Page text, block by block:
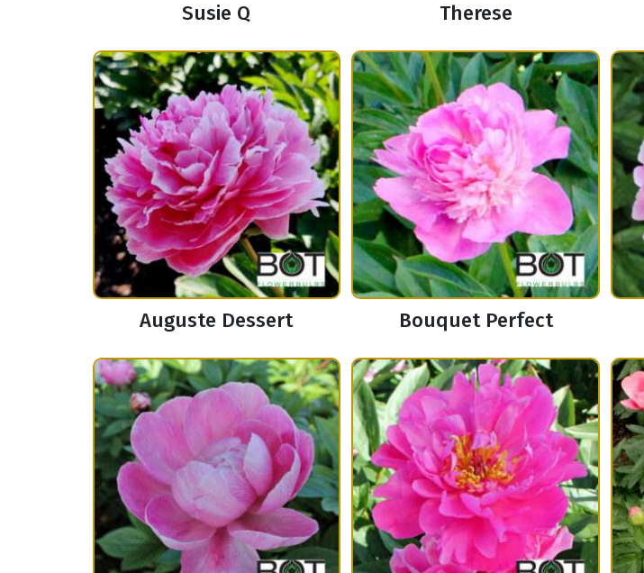
Susie Q Therese
Auguste Dessert Bouquet Perfect